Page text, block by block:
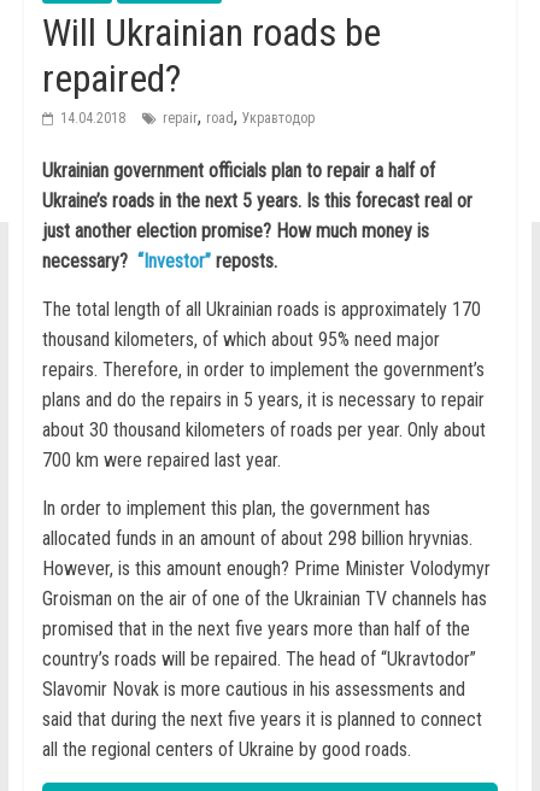
Will Ukrainian roads be
repaired?
14.04.2018 repair, road, Укравтодор
Ukrainian government officials plan to repair a half of
Ukraine’s roads in the next 5 years. Is this forecast real or
just another election promise? How much money is
necessary? “Investor”reposts.
The total length of all Ukrainian roads is approximately 170
thousand kilometers, of which about 95% need major
repairs. Therefore, in order to implement the government’s
plans and do the repairs in 5 years, it is necessary to repair
about 30 thousand kilometers of roads per year. Only about
700 km were repaired last year.
In order to implement this plan, the government has
allocated funds in an amount of about 298 billion hryvnias.
However, is this amount enough? Prime Minister Volodymyr
Groisman on the air of one of the Ukrainian TV channels has
promised that in the next five years more than half of the
country’s roads will be repaired. The head of “Ukravtodor”
Slavomir Novak is more cautious in his assessments and
said that during the next five years it is planned to connect
all the regional centers of Ukraine by good roads.